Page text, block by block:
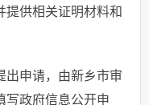
提供相关证明材料和
出申请，由新乡市审
写政府信息公开申